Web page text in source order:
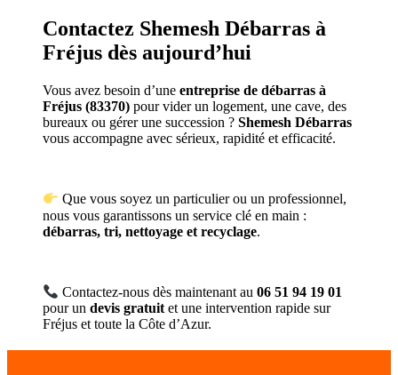
Contactez Shemesh Débarras à
Fréjus dès aujourd’hui
Vous avez besoin d’une entreprise de débarras à
Fréjus (83370) pour vider un logement, une cave, des
bureaux ou gérer une succession ? Shemesh Débarras
vous accompagne avec sérieux, rapidité et efficacité.
Que vous soyez un particulier ou un professionnel,
nous vous garantissons un service clé en main :
débarras, tri, nettoyage et recyclage.
Contactez-nous dès maintenant au06 51 94 19 01
pour un devis gratuit et une intervention rapide sur
Fréjus et toute la Côte d’Azur.